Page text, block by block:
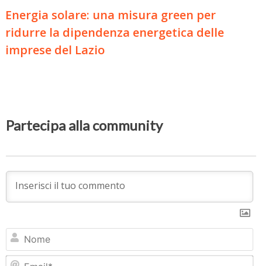
Energia solare: una misura green per
ridurre la dipendenza energetica delle
imprese del Lazio
Partecipa alla community